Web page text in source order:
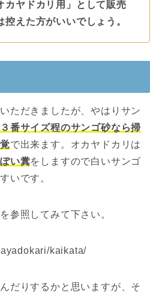
カヤドカリ用」として販売
控えた方がいいでしょう。
ただきましたが、やはりサン
３番サイズ程のサンゴ砂なら掃
で出来ます。オカヤドカリは
い糞をしますので白いサンゴ
いです。
参照してみて下さい。
kaikata/
だりするかと思いますが、そ